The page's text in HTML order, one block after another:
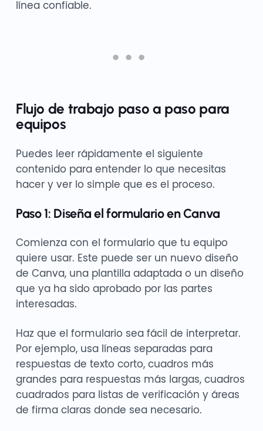
línea confiable.
Flujo de trabajo paso a paso para
equipos
Puedes leer rápidamente el siguiente
contenido para entender lo que necesitas
hacer y ver lo simple que es el proceso.
Paso 1: Diseña el formulario en Canva
Comienza con el formulario que tu equipo
quiere usar. Este puede ser un nuevo diseño
de Canva, una plantilla adaptada o un diseño
que ya ha sido aprobado por las partes
interesadas.
Haz que el formulario sea fácil de interpretar.
Por ejemplo, usa líneas separadas para
respuestas de texto corto, cuadros más
grandes para respuestas más largas, cuadros
cuadrados para listas de verificación y áreas
de firma claras donde sea necesario.